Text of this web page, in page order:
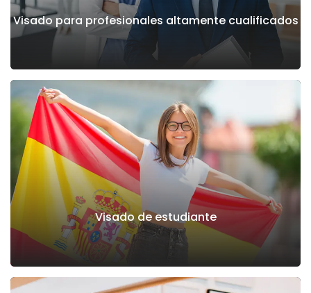
Visado para profesionales altamente cualificados
Visado de estudiante